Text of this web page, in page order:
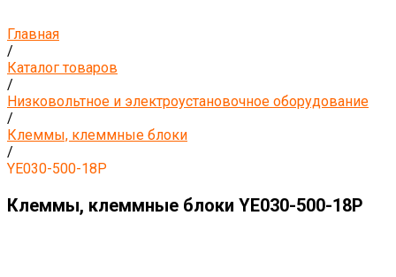
Главная
/
Каталог товаров
/
Низковольтное и электроустановочное оборудование
/
Клеммы, клеммные блоки
/
YE030-500-18P
Клеммы, клеммные блоки YE030-500-18P